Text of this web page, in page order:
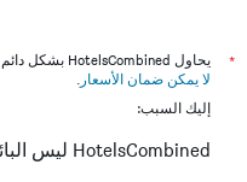
*
يحاول HotelsCombined بشكل دائم الحصول على الأسعار الدقيقة، ولكن
لا يمكن ضمان الأسعار .
إليك السبب:
HotelsCombined ليس البائع